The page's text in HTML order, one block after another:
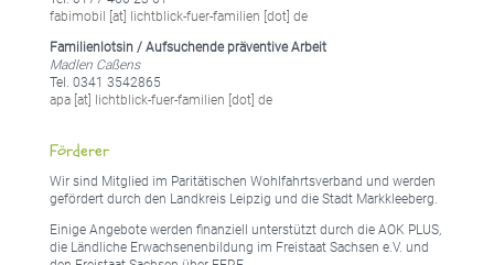
fabimobil [at] lichtblick-fuer-familien [dot] de
Familienlotsin / Aufsuchende präventive Arbeit
Madlen Caßens
Tel. 0341 3542865
apa [at] lichtblick-fuer-familien [dot] de
Förderer
Wir sind Mitglied im Paritätischen Wohlfahrtsverband und werden
gefördert durch den Landkreis Leipzig und die Stadt Markkleeberg.
Einige Angebote werden finanziell unterstützt durch die AOK PLUS,
die Ländliche Erwachsenenbildung im Freistaat Sachsen e.V. und